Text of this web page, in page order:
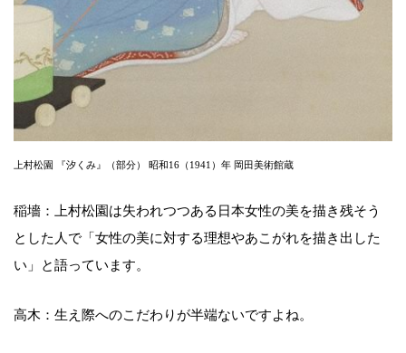
上村松園 『汐くみ』（部分） 昭和16（1941）年 岡田美術館蔵
稲墻：上村松園は失われつつある日本女性の美を描き残そう
とした人で「女性の美に対する理想やあこがれを描き出した
い」と語っています。
高木：生え際へのこだわりが半端ないですよね。